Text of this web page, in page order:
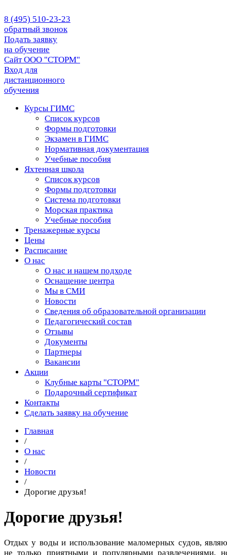
8 (495) 510-23-23
обратный звонок
Подать заявку
на обучение
Сайт ООО "СТОРМ"
Вход для
дистанционного
обучения
Курсы ГИМС
Список курсов
Формы подготовки
Экзамен в ГИМС
Нормативная документация
Учебные пособия
Яхтенная школа
Список курсов
Формы подготовки
Cистема подготовки
Морская практика
Учебные пособия
Тренажерные курсы
Цены
Расписание
О нас
О нас и нашем подходе
Оснащение центра
Мы в СМИ
Новости
Сведения об образовательной организации
Педагогический состав
Отзывы
Документы
Партнеры
Вакансии
Акции
Клубные карты "СТОРМ"
Подарочный сертификат
Контакты
Сделать заявку на обучение
Главная
/
О нас
/
Новости
/
Дорогие друзья!
Дорогие друзья!
Отдых у воды и использование маломерных судов,
не только приятными и популярными развлечениями,